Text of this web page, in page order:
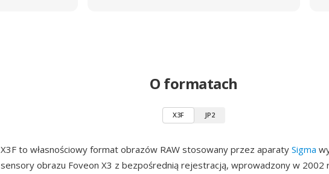
O formatach
X3F JP2
X3F to własnościowy format obrazów RAW stosowany przez aparaty Sigma
sensory obrazu Foveon X3 z bezpośrednią rejestracją, wprowadzony w 2002